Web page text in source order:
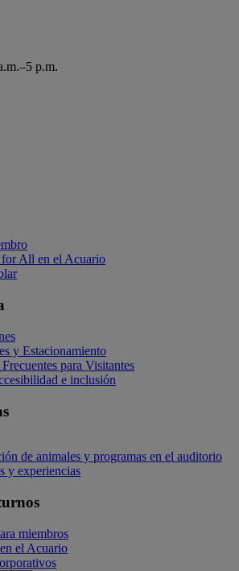
p.m.
for All en el Acuario
y Estacionamiento
para Visitantes
e inclusión
de animales y programas en el auditorio
y experiencias
miembros
el Acuario